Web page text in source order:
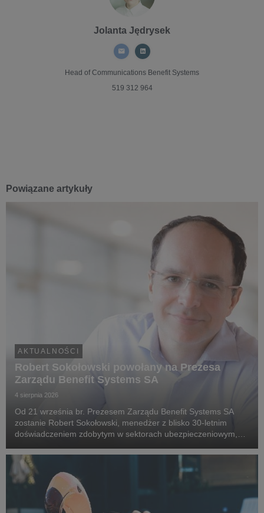
Jolanta Jędrysek
Head of Communications Benefit Systems
519 312 964
Powiązane artykuły
AKTUALNOŚCI
Robert Sokołowski powołany na Prezesa
Zarządu Benefit Systems SA
4 sierpnia 2026
Od 21 września br. Prezesem Zarządu Benefit Systems SA
zostanie Robert Sokołowski, menedżer z blisko 30-letnim
doświadczeniem zdobytym w sektorach ubezpieczeniowym,
strategicznego. Robert Sokołowski specjalizuje się w tran...